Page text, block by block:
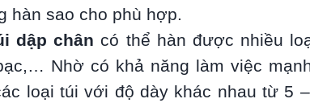
hàn sao cho phù hợp.
dập chân có thể hàn được nhiều
Nhờ có khả năng làm việc
loại túi với độ dày khác nhau từ 5